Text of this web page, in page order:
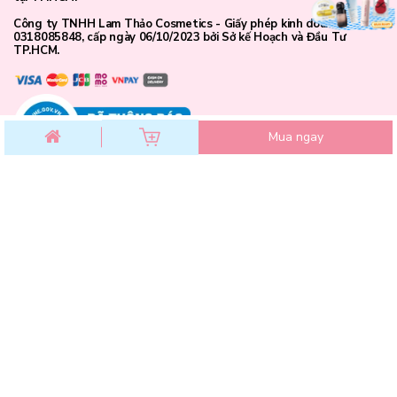
Mua ngay
Công ty TNHH Lam Thảo Cosmetics - Giấy phép kinh doanh số
0318085848, cấp ngày 06/10/2023 bởi Sở kế Hoạch và Đầu Tư
TP.HCM.